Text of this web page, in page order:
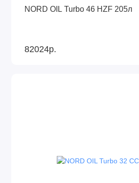
NORD OIL Turbo 46 HZF 205л
82024р.